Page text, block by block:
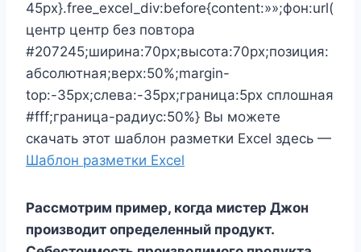
45px}.free_excel_div:before{content:»»;фон:url(
центр центр без повтора
#207245;ширина:70px;высота:70px;позиция:
абсолютная;верх:50%;margin-
top:-35px;слева:-35px;граница:5px сплошная
#fff;граница-радиус:50%} Вы можете
скачать этот шаблон разметки Excel здесь —
Шаблон разметки Excel
Рассмотрим пример, когда мистер Джон
производит определенный продукт.